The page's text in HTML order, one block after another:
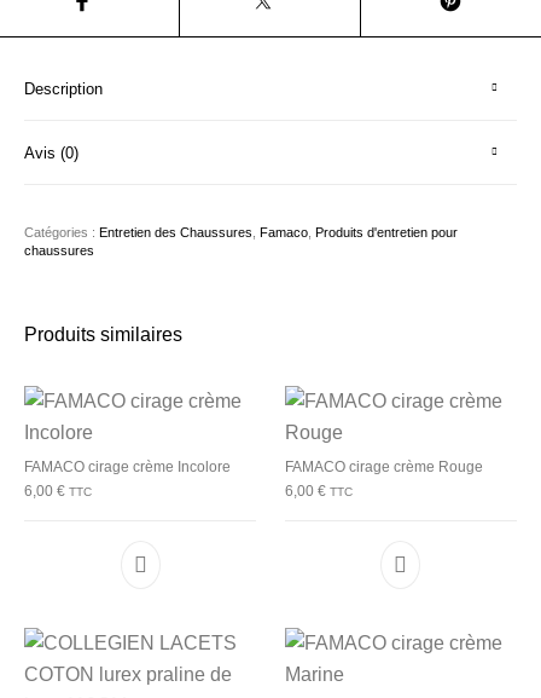
Description
Avis (0)
Catégories :Entretien des Chaussures ,Famaco ,Produits d'entretien pour
chaussures
Produits similaires
FAMACO cirage crème Incolore
6,00€ TTC
FAMACO cirage crème Rouge
6,00 € TTC